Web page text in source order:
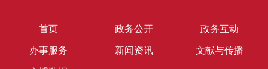
首页 政务公开 政务互动
办事服务 新闻资讯 文献与传播